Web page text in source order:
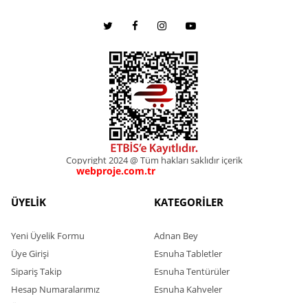
Copyright 2024 @ Tüm hakları saklıdır içerik
webproje.com.trwebproje.com.tr
ÜYELİK
Yeni Üyelik Formu
Üye Girişi
Sipariş Takip
Hesap Numaralarımız
KATEGORİLER
Adnan Bey
Esnuha Tabletler
Esnuha Tentürüler
Esnuha Kahveler